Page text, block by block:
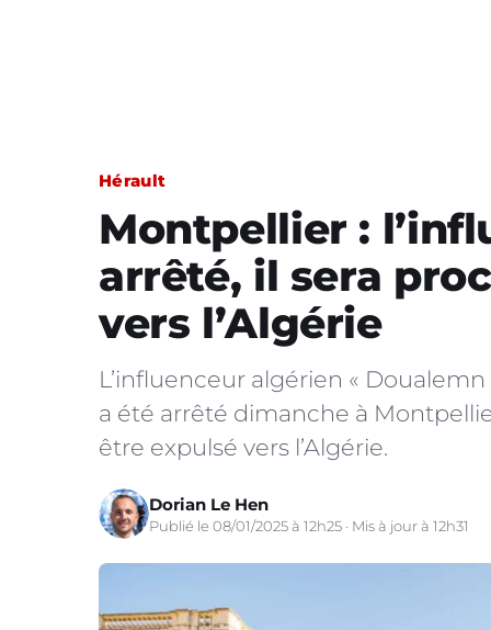
Hérault
Montpellier :
arrêté, il sera
vers l’Algérie
L’influenceur algérien « Doualemn
a été arrêté dimanche à
être expulsé vers l’Algérie.
Dorian Le Hen
Publié le 08/01/2025 à 12h25 · Mis à jour à 12h31